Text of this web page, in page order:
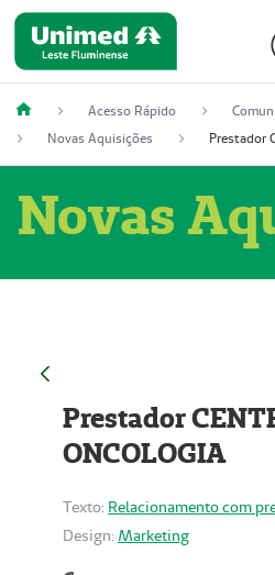
Acesso Rápido
Novas Aquisições
Novas
Prestador
ONCOLOGIA
Texto: Relacionamento com
Design: Marketing